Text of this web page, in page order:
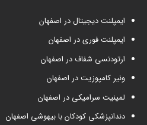
ایمپلنت دیجیتال در اصفهان
ایمپلنت فوری در اصفهان
ارتودنسی شفاف در اصفهان
ونیر کامپوزیت در اصفهان
لمینیت سرامیکی در اصفهان
دندانپزشکی کودکان با بیهوشی اصفهان